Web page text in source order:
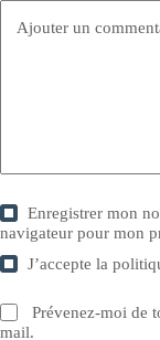
Ajouter un
Enregistrer mon
navigateur pour mon
J’accepte la
Prévenez-moi de
mail.